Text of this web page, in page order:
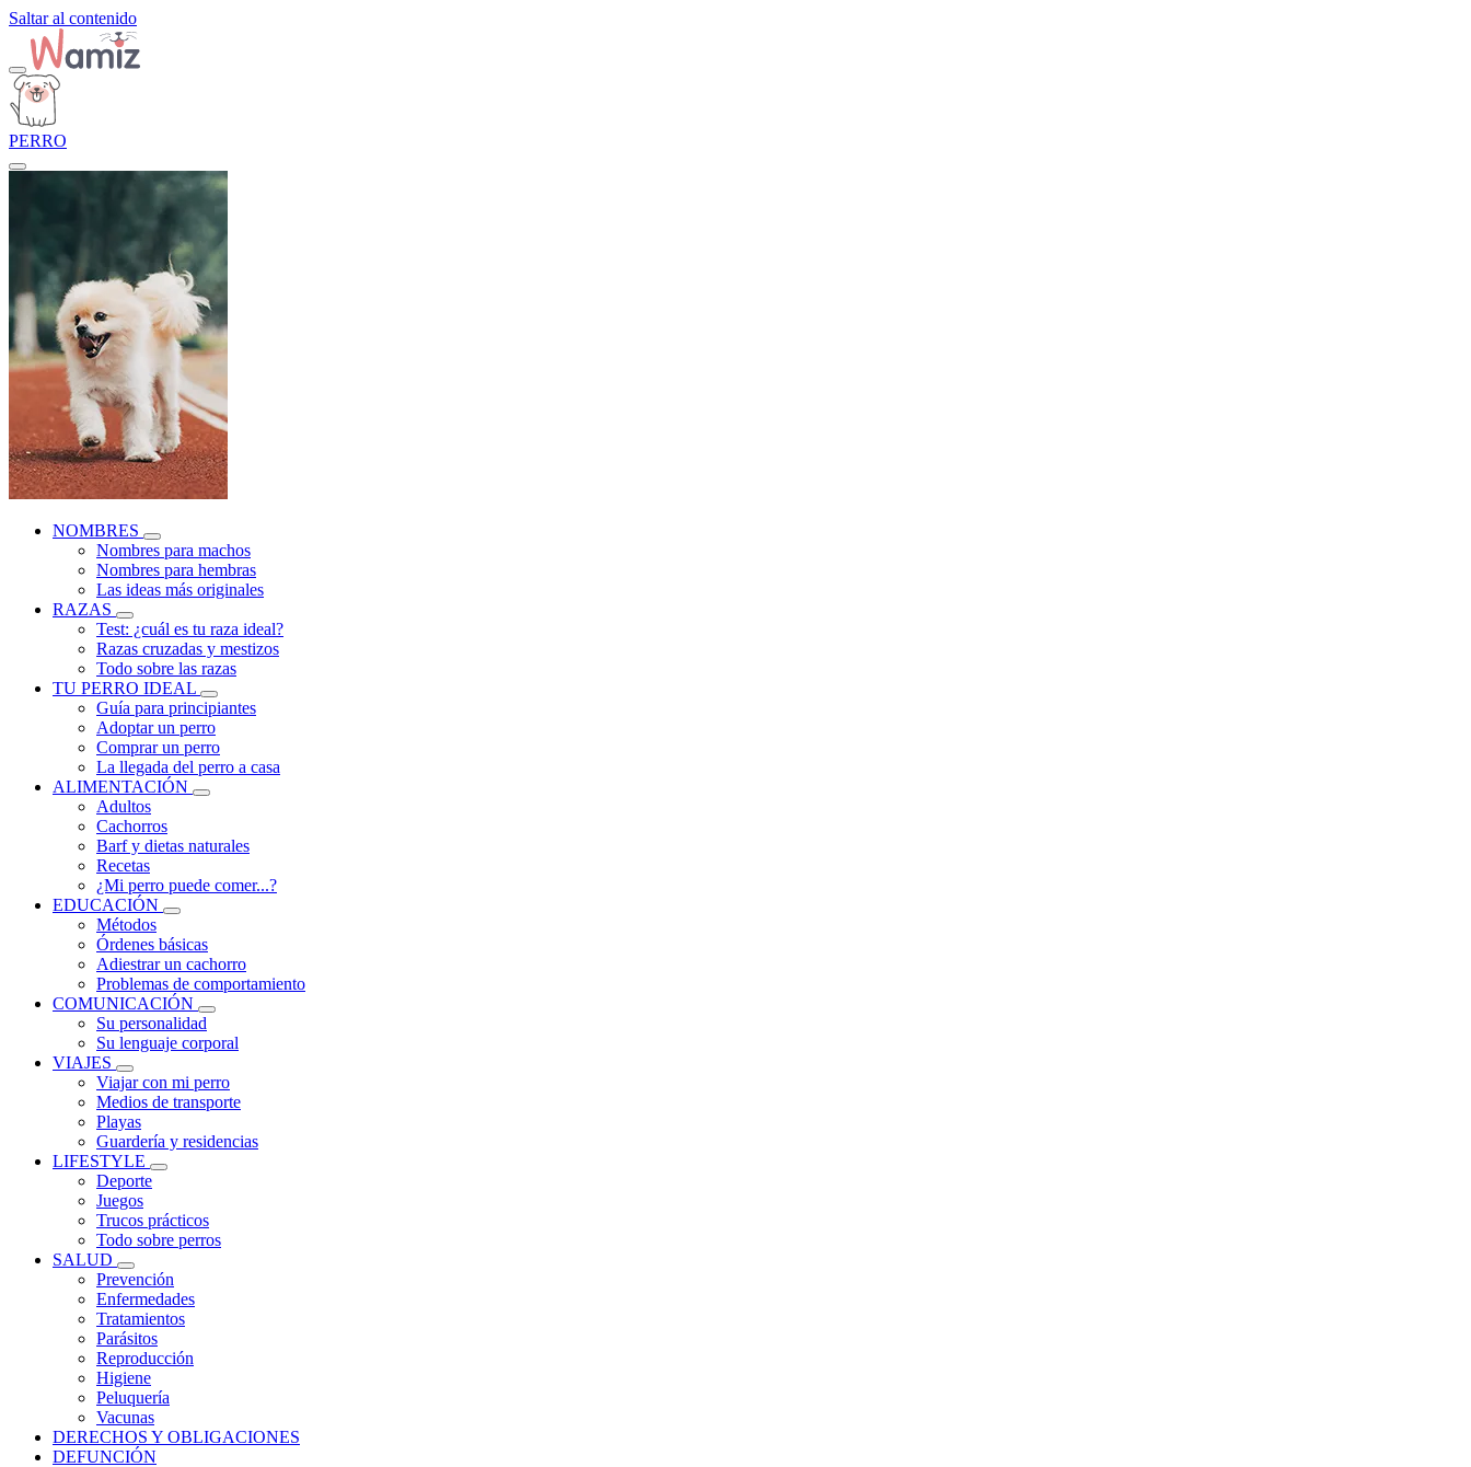
Saltar al contenido
PERRO
NOMBRES
Nombres para machos
Nombres para hembras
Las ideas más originales
RAZAS
Test: ¿cuál es tu raza ideal?
Razas cruzadas y mestizos
Todo sobre las razas
TU PERRO IDEAL
Guía para principiantes
Adoptar un perro
Comprar un perro
La llegada del perro a casa
ALIMENTACIÓN
Adultos
Cachorros
Barf y dietas naturales
Recetas
¿Mi perro puede comer...?
EDUCACIÓN
Métodos
Órdenes básicas
Adiestrar un cachorro
Problemas de comportamiento
COMUNICACIÓN
Su personalidad
Su lenguaje corporal
VIAJES
Viajar con mi perro
Medios de transporte
Playas
Guardería y residencias
LIFESTYLE
Deporte
Juegos
Trucos prácticos
Todo sobre perros
SALUD
Prevención
Enfermedades
Tratamientos
Parásitos
Reproducción
Higiene
Peluquería
Vacunas
DERECHOS Y OBLIGACIONES
DEFUNCIÓN